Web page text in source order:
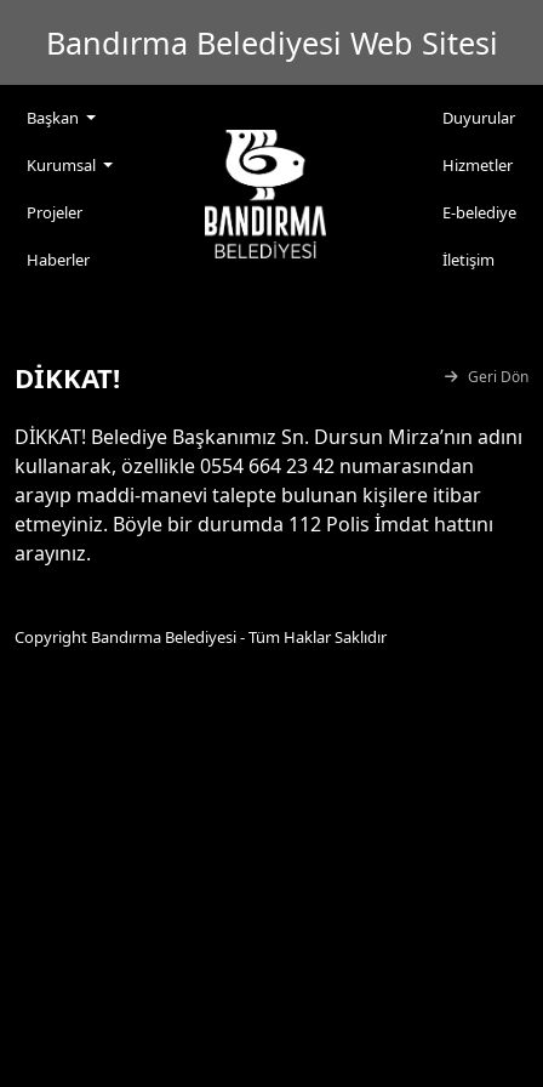
Bandırma Belediyesi Web Sitesi
Başkan
Kurumsal
Projeler
Haberler
Duyurular
Hizmetler
E-belediye
İletişim
DİKKAT! Geri Dön
DİKKAT! Belediye Başkanımız Sn. Dursun Mirza’nın adını
kullanarak, özellikle 0554 664 23 42 numarasından
arayıp maddi-manevi talepte bulunan kişilere itibar
etmeyiniz. Böyle bir durumda 112 Polis İmdat hattını
arayınız.
Copyright Bandırma Belediyesi - Tüm Haklar Saklıdır